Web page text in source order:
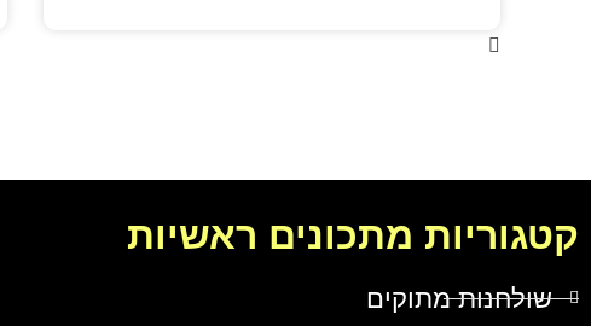
קטגוריות מתכונים ראשיות
שולחנות מתוקים